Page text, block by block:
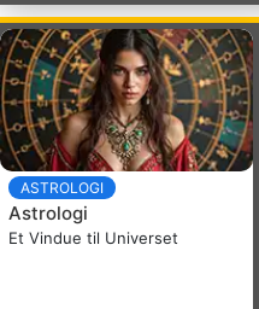
ASTROLOGI
Astrologi
Et Vindue til Universet